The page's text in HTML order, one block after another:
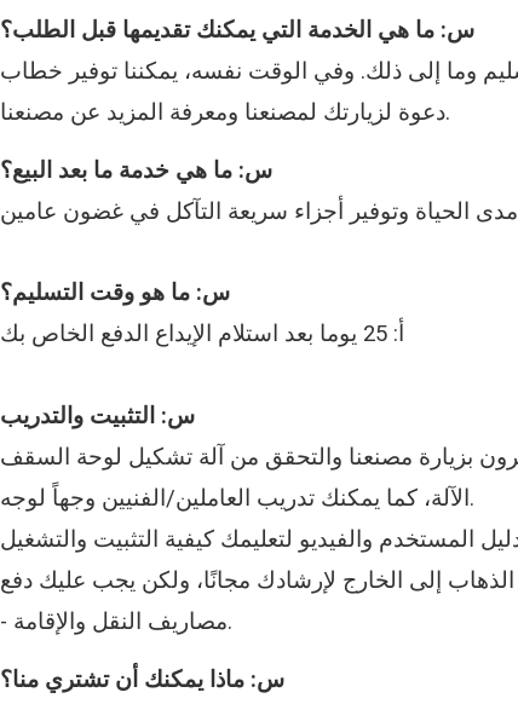
س: ما هي الخدمة التي يمكنك تقديمها قبل الطلب؟
وما إلى ذلك. وفي الوقت نفسه، يمكننا توفير خطاب
دعوة لزيارتك لمصنعنا ومعرفة المزيد عن مصنعنا.
س: ما هي خدمة ما بعد البيع؟
س: ما هو وقت التسليم؟
أ: 25 يوما بعد استلام الإيداع الدفع الخاص بك
س: التثبيت والتدريب
الآلة، كما يمكنك تدريب العاملين/الفنيين وجهاً لوجه.
إلى الخارج لإرشادك مجانًا، ولكن يجب عليك دفع
- مصاريف النقل والإقامة.
س: ماذا يمكنك أن تشتري منا؟